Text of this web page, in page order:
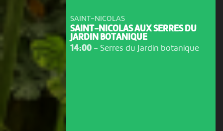
SAINT-NICOLAS
SAINT-NICOLAS AUX SERRES DU
JARDIN BOTANIQUE
14:00- Serres du Jardin botanique